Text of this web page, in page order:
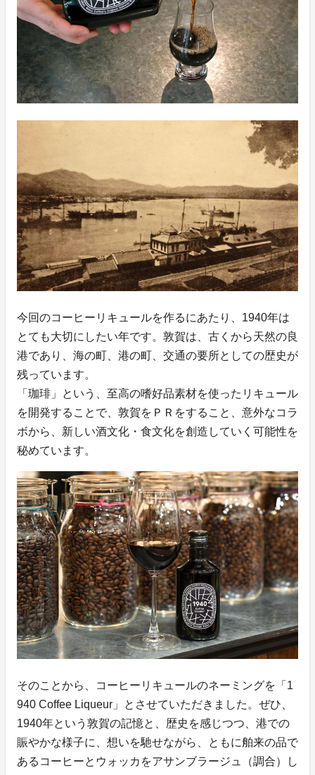
今回のコーヒーリキュールを作るにあたり、1940年は
とても大切にしたい年です。敦賀は、古くから天然の良
港であり、海の町、港の町、交通の要所としての歴史が
残っています。
「珈琲」という、至高の嗜好品素材を使ったリキュール
を開発することで、敦賀をＰＲをすること、意外なコラ
ボから、新しい酒文化・食文化を創造していく可能性を
秘めています。
そのことから、コーヒーリキュールのネーミングを「1
940 Coffee Liqueur」とさせていただきました。ぜひ、
1940年という敦賀の記憶と、歴史を感じつつ、港での
賑やかな様子に、想いを馳せながら、ともに舶来の品で
あるコーヒーとウォッカをアサンブラージュ（調合）し